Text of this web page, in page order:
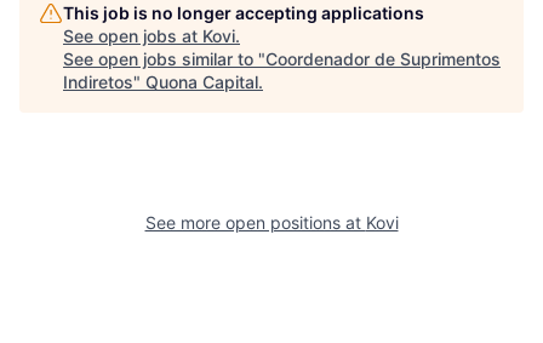
This job is no longer accepting applications
See open jobs at Kovi.
See open jobs similar to "Coordenador de Suprimentos
Indiretos" Quona Capital.
See more open positions at Kovi